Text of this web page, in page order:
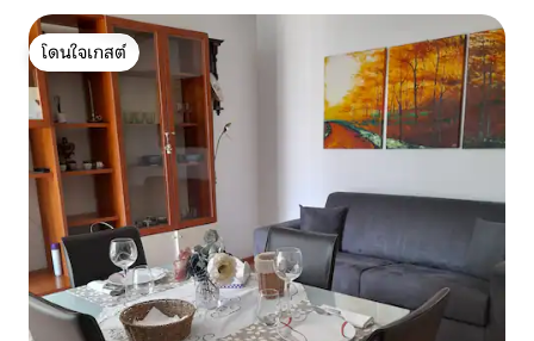
โดนใจเกสต์
โดนใจเกสต์